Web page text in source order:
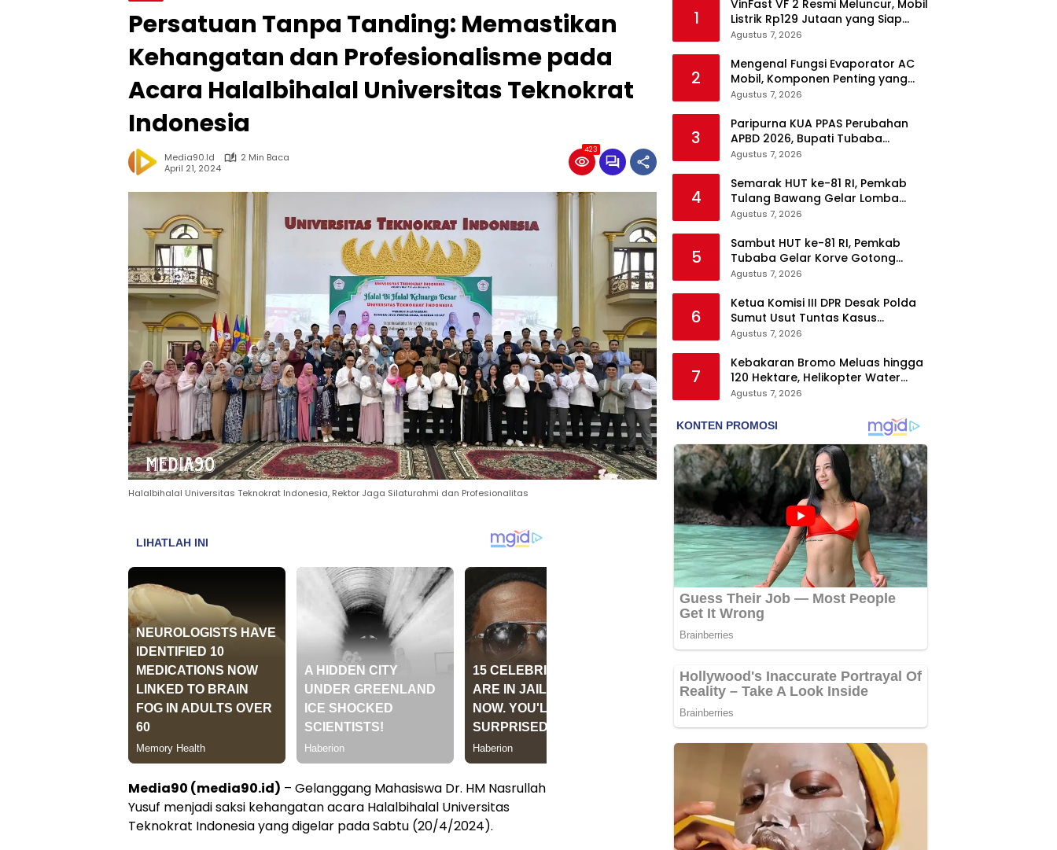
Persatuan Tanpa Tanding: Memastikan
Kehangatan dan Profesionalisme pada
Acara Halalbihalal Universitas Teknokrat
Indonesia
Media90.id
2 Min Baca
April 21, 2024
423
Halalbihalal Universitas Teknokrat Indonesia, Rektor Jaga Silaturahmi dan Profesionalitas
Media90 (media90.id) – Gelanggang Mahasiswa Dr. HM Nasrullah
Yusuf menjadi saksi kehangatan acara Halalbihalal Universitas
Teknokrat Indonesia yang digelar pada Sabtu (20/4/2024).
1
VinFast VF 2 Resmi Meluncur, Mobil
Listrik Rp129 Jutaan yang Siap
Jadi Alternatif Pengganti Motor
Agustus 7, 2026
2
Mengenal Fungsi Evaporator AC
Mobil, Komponen Penting yang
Sering Terlupakan
Agustus 7, 2026
3
Paripurna KUA PPAS Perubahan
APBD 2026, Bupati Tubaba
Targetkan Pendapatan Daerah
Agustus 7, 2026
4
Semarak HUT ke-81 RI, Pemkab
Tulang Bawang Gelar Lomba
Senam Udang Manis
Agustus 7, 2026
5
Sambut HUT ke-81 RI, Pemkab
Tubaba Gelar Korve Gotong
Royong dan Bersih-Bersih
Agustus 7, 2026
6
Ketua Komisi III DPR Desak Polda
Sumut Usut Tuntas Kasus
Kematian WL Secara Transparan
Agustus 7, 2026
7
Kebakaran Bromo Meluas hingga
120 Hektare, Helikopter Water
Bombing Disiagakan
Agustus 7, 2026